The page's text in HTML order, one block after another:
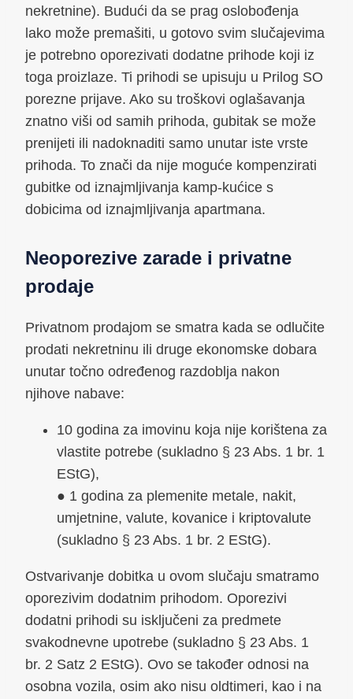
nekretnine). Budući da se prag oslobođenja
lako može premašiti, u gotovo svim slučajevima
je potrebno oporezivati dodatne prihode koji iz
toga proizlaze. Ti prihodi se upisuju u Prilog SO
porezne prijave. Ako su troškovi oglašavanja
znatno viši od samih prihoda, gubitak se može
prenijeti ili nadoknaditi samo unutar iste vrste
prihoda. To znači da nije moguće kompenzirati
gubitke od iznajmljivanja kamp-kućice s
dobicima od iznajmljivanja apartmana.
Neoporezive zarade i privatne
prodaje
Privatnom prodajom se smatra kada se odlučite
prodati nekretninu ili druge ekonomske dobara
unutar točno određenog razdoblja nakon
njihove nabave:
10 godina za imovinu koja nije korištena za
vlastite potrebe (sukladno § 23 Abs. 1 br. 1
EStG),
● 1 godina za plemenite metale, nakit,
umjetnine, valute, kovanice i kriptovalute
(sukladno § 23 Abs. 1 br. 2 EStG).
Ostvarivanje dobitka u ovom slučaju smatramo
oporezivim dodatnim prihodom. Oporezivi
dodatni prihodi su isključeni za predmete
svakodnevne upotrebe (sukladno § 23 Abs. 1
br. 2 Satz 2 EStG). Ovo se također odnosi na
osobna vozila, osim ako nisu oldtimeri, kao i na